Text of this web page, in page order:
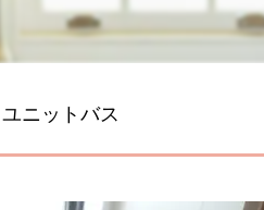
ニットバス